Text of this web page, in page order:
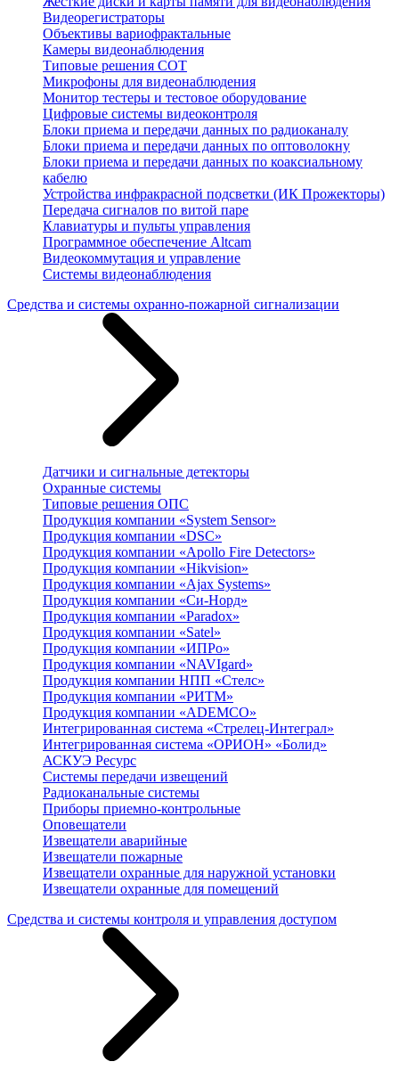
Видеорегистраторы
Объективы вариофрактальные
Камеры видеонаблюдения
Типовые решения СОТ
Микрофоны для видеонаблюдения
Монитор тестеры и тестовое оборудование
Цифровые системы видеоконтроля
Блоки приема и передачи данных по радиоканалу
Блоки приема и передачи данных по оптоволокну
Блоки приема и передачи данных по коаксиальному
кабелю
Устройства инфракрасной подсветки (ИК Прожекторы)
Передача сигналов по витой паре
Клавиатуры и пульты управления
Программное обеспечение Altcam
Видеокоммутация и управление
Системы видеонаблюдения
Средства и системы охранно-пожарной сигнализации
Датчики и сигнальные детекторы
Охранные системы
Типовые решения ОПС
Продукция компании «System Sensor»
Продукция компании «DSC»
Продукция компании «Apollo Fire Detectors»
Продукция компании «Hikvision»
Продукция компании «Ajax Systems»
Продукция компании «Си-Норд»
Продукция компании «Paradox»
Продукция компании «Satel»
Продукция компании «ИПРо»
Продукция компании «NAVIgard»
Продукция компании НПП «Стелс»
Продукция компании «РИТМ»
Продукция компании «ADEMCO»
Интегрированная система «Стрелец-Интеграл»
Интегрированная система «ОРИОН» «Болид»
АСКУЭ Ресурс
Системы передачи извещений
Радиоканальные системы
Приборы приемно-контрольные
Оповещатели
Извещатели аварийные
Извещатели пожарные
Извещатели охранные для наружной установки
Извещатели охранные для помещений
Средства и системы контроля и управления доступом